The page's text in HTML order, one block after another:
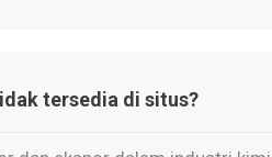
tersedia di situs?